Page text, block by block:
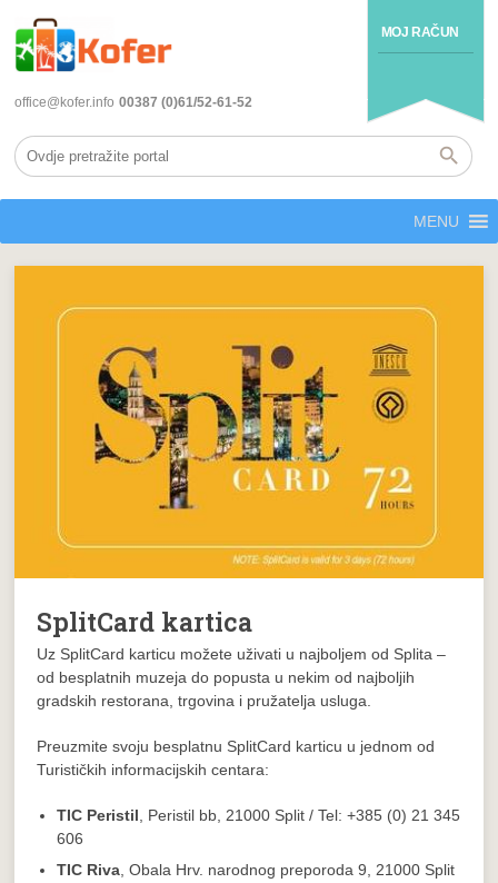
MOJ RAČUN
office@kofer.info 00387 (0)61/52-61-52
MENU
SplitCard kartica
Uz SplitCard karticu možete uživati u najboljem od Splita –
od besplatnih muzeja do popusta u nekim od najboljih
gradskih restorana, trgovina i pružatelja usluga.
Preuzmite svoju besplatnu SplitCard karticu u jednom od
Turističkih informacijskih centara:
TIC Peristil, Peristil bb, 21000 Split / Tel: +385 (0) 21 345
606
TIC Riva, Obala Hrv. narodnog preporoda 9, 21000 Split